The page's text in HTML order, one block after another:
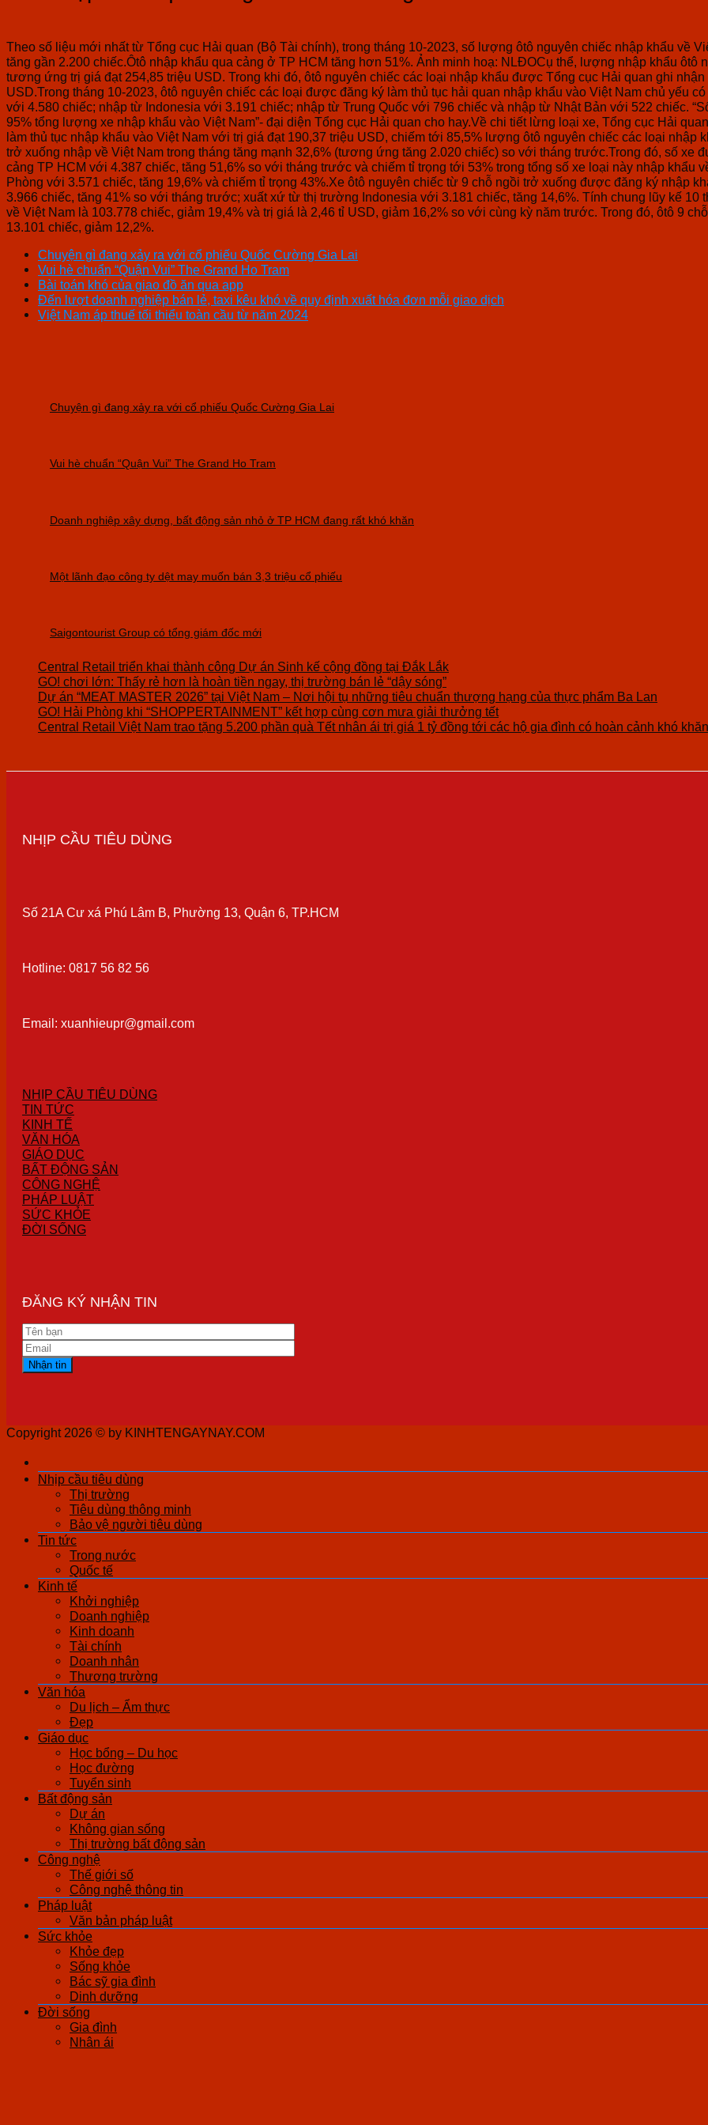
Theo số liệu mới nhất từ Tổng cục Hải quan (Bộ Tài chính), trong tháng 10-2023, số lượng ôtô nguyên chiếc nhập khẩu về
tăng gần 2.200 chiếc.Ôtô nhập khẩu qua cảng ở TP HCM tăng hơn 51%. Ảnh minh hoạ: NLĐOCụ thể, lượng nhập khẩu ôtô
tương ứng trị giá đạt 254,85 triệu USD. Trong khi đó, ôtô nguyên chiếc các loại nhập khẩu được Tổng cục Hải quan ghi
USD.Trong tháng 10-2023, ôtô nguyên chiếc các loại được đăng ký làm thủ tục hải quan nhập khẩu vào Việt Nam chủ yếu
với 4.580 chiếc; nhập từ Indonesia với 3.191 chiếc; nhập từ Trung Quốc với 796 chiếc và nhập từ Nhật Bản với 522 chiếc.
95% tổng lượng xe nhập khẩu vào Việt Nam”- đại diện Tổng cục Hải quan cho hay.Về chi tiết lừng loại xe, Tổng cục Hải
làm thủ tục nhập khẩu vào Việt Nam với trị giá đạt 190,37 triệu USD, chiếm tới 85,5% lượng ôtô nguyên chiếc các loại nhập
trở xuống nhập về Việt Nam trong tháng tăng mạnh 32,6% (tương ứng tăng 2.020 chiếc) so với tháng trước.Trong đó, số
cảng TP HCM với 4.387 chiếc, tăng 51,6% so với tháng trước và chiếm tỉ trọng tới 53% trong tổng số xe loại này nhập khẩu
Phòng với 3.571 chiếc, tăng 19,6% và chiếm tỉ trọng 43%.Xe ôtô nguyên chiếc từ 9 chỗ ngồi trở xuống được đăng ký nhập
3.966 chiếc, tăng 41% so với tháng trước; xuất xứ từ thị trường Indonesia với 3.181 chiếc, tăng 14,6%. Tính chung lũy kế
về Việt Nam là 103.778 chiếc, giảm 19,4% và trị giá là 2,46 tỉ USD, giảm 16,2% so với cùng kỳ năm trước. Trong đó, ôtô 9
13.101 chiếc, giảm 12,2%.
Chuyện gì đang xảy ra với cổ phiếu Quốc Cường Gia Lai
Vui hè chuẩn “Quận Vui” The Grand Ho Tram
Bài toán khó của giao đồ ăn qua app
Đến lượt doanh nghiệp bán lẻ, taxi kêu khó về quy định xuất hóa đơn mỗi giao dịch
Việt Nam áp thuế tối thiểu toàn cầu từ năm 2024
Chuyện gì đang xảy ra với cổ phiếu Quốc Cường Gia Lai
Vui hè chuẩn “Quận Vui” The Grand Ho Tram
Doanh nghiệp xây dựng, bất động sản nhỏ ở TP HCM đang rất khó khăn
Một lãnh đạo công ty dệt may muốn bán 3,3 triệu cổ phiếu
Saigontourist Group có tổng giám đốc mới
Central Retail triển khai thành công Dự án Sinh kế cộng đồng tại Đắk Lắk
GO! chơi lớn: Thấy rẻ hơn là hoàn tiền ngay, thị trường bán lẻ “dậy sóng”
Dự án “MEAT MASTER 2026” tại Việt Nam – Nơi hội tụ những tiêu chuẩn thượng hạng của thực phẩm Ba Lan
GO! Hải Phòng khi “SHOPPERTAINMENT” kết hợp cùng cơn mưa giải thưởng tết
Central Retail Việt Nam trao tặng 5.200 phần quà Tết nhân ái trị giá 1 tỷ đồng tới các hộ gia đình có hoàn cảnh khó khăn
NHỊP CẦU TIÊU DÙNG
Số 21A Cư xá Phú Lâm B, Phường 13, Quận 6, TP.HCM
Hotline: 0817 56 82 56
Email: xuanhieupr@gmail.com
NHỊP CẦU TIÊU DÙNG
TIN TỨC
KINH TẾ
VĂN HÓA
GIÁO DỤC
BẤT ĐỘNG SẢN
CÔNG NGHỆ
PHÁP LUẬT
SỨC KHỎE
ĐỜI SỐNG
ĐĂNG KÝ NHẬN TIN
Copyright 2026 © by KINHTENGAYNAY.COM
Nhịp cầu tiêu dùng
Thị trường
Tiêu dùng thông minh
Bảo vệ người tiêu dùng
Tin tức
Trong nước
Quốc tế
Kinh tế
Khởi nghiệp
Doanh nghiệp
Kinh doanh
Tài chính
Doanh nhân
Thương trường
Văn hóa
Du lịch – Ẩm thực
Đẹp
Giáo dục
Học bổng – Du học
Học đường
Tuyển sinh
Bất động sản
Dự án
Không gian sống
Thị trường bất động sản
Công nghệ
Thế giới số
Công nghệ thông tin
Pháp luật
Văn bản pháp luật
Sức khỏe
Khỏe đẹp
Sống khỏe
Bác sỹ gia đình
Dinh dưỡng
Đời sống
Gia đình
Nhân ái